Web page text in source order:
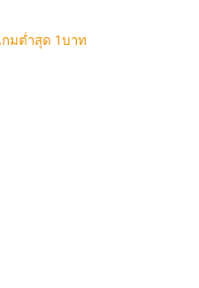
กมต่ำสุด 1บาท